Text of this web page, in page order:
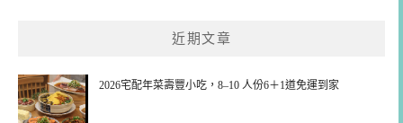
近期文章
2026宅配年菜壽豐小吃，8–10 人份6＋1道免運到家